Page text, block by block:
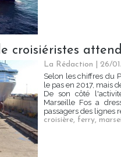
croisiéristes
La Rédaction | 26/
Selon les chiffres du
le pas en 2017, mais
De son côté
Marseille Fos a
passagers des lignes
croisière, ferry,